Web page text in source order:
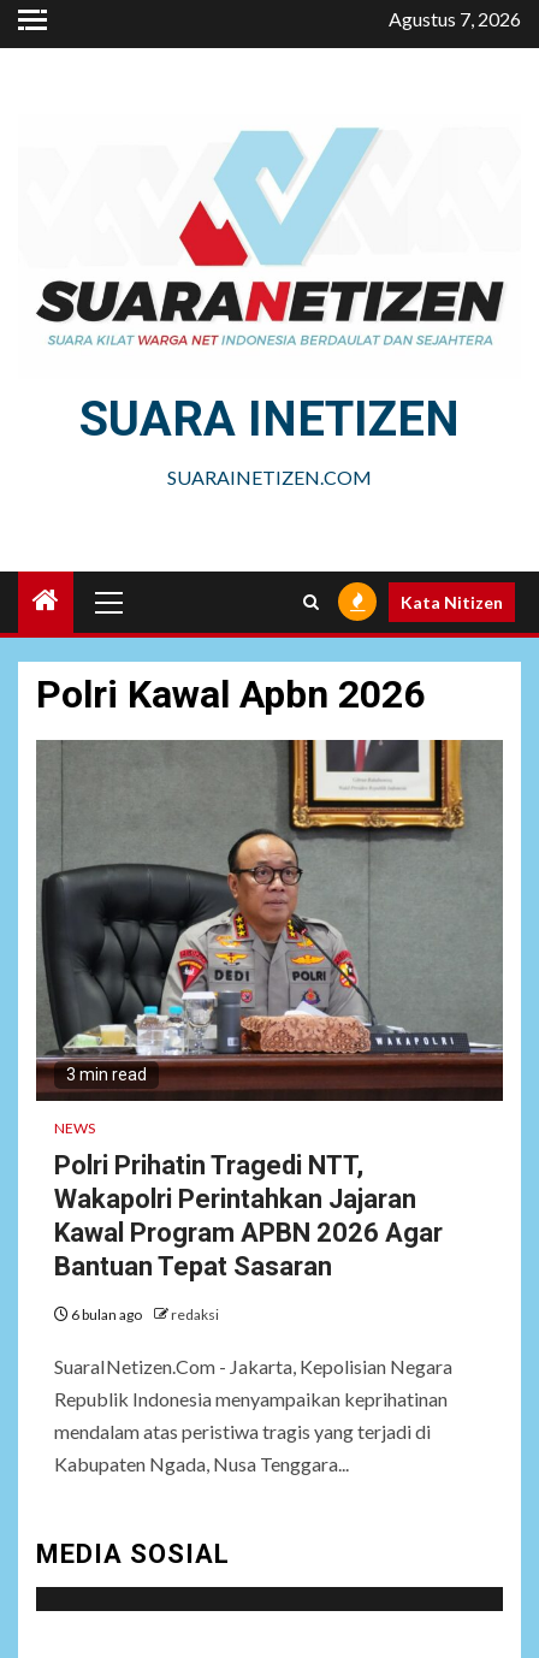
Skip
to
Agustus 7, 2026
SUARA INETIZEN
SUARAINETIZEN.COM
Menu
Kata Nitizen
Polri Kawal Apbn 2026
3 min read
NEWS
Polri Prihatin Tragedi NTT,
Wakapolri Perintahkan Jajaran
Kawal Program APBN 2026 Agar
Bantuan Tepat Sasaran
6 bulan ago redaksi
SuaraINetizen.Com - Jakarta, Kepolisian Negara
Republik Indonesia menyampaikan keprihatinan
mendalam atas peristiwa tragis yang terjadi di
Kabupaten Ngada, Nusa Tenggara...
MEDIA SOSIAL
6 NEWS
Pemprov Banten Diduga
Kelola Tenaga Ahli Fiktif,
7
NEWS
Wasekbid PB HMI:
Keberhasilan Koperasi
Tegaknya Pasal 33 UUD
Prabowo
8
NEWS
Istri AKP Padlun Alfitri Minta
Perlindungan Hukum,
Satreskrim Polres Batu Bara